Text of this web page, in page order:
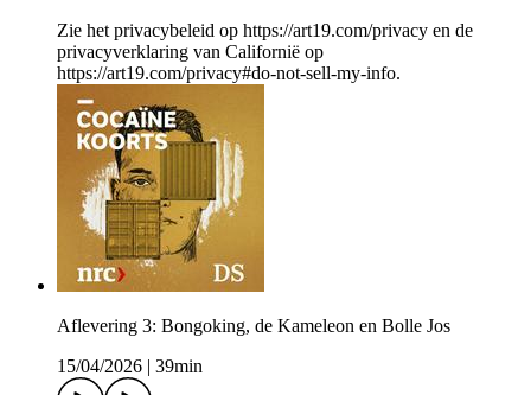
Zie het privacybeleid op https://art19.com/privacy en de
privacyverklaring van Californië op
https://art19.com/privacy#do-not-sell-my-info.
Aflevering 3: Bongoking, de Kameleon en Bolle Jos
15/04/2026
39min